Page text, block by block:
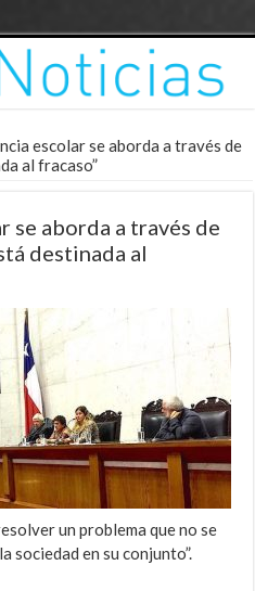
escolar se aborda a través de
al fracaso”
se aborda a través de
destinada al
un problema que no se
sociedad en su conjunto”.